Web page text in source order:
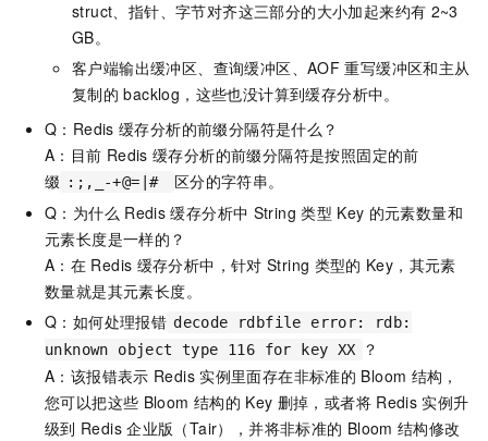
struct、指针、字节对齐这三部分的大小加起来约有 2~3
GB。
客户端输出缓冲区、查询缓冲区、AOF 重写缓冲区和主从
复制的 backlog，这些也没计算到缓存分析中。
Q：Redis 缓存分析的前缀分隔符是什么？
A：目前 Redis 缓存分析的前缀分隔符是按照固定的前
缀
:;,_-+@=|#
区分的字符串。
Q：为什么 Redis 缓存分析中 String 类型 Key 的元素数量和
元素长度是一样的？
A：在 Redis 缓存分析中，针对 String 类型的 Key，其元素
数量就是其元素长度。
Q：如何处理报错 decode rdbfile error: rdb:
unknown object type 116 for key XX
？
A：该报错表示 Redis 实例里面存在非标准的 Bloom 结构，
您可以把这些 Bloom 结构的 Key 删掉，或者将 Redis 实例升
级到 Redis 企业版（Tair），并将非标准的 Bloom 结构修改